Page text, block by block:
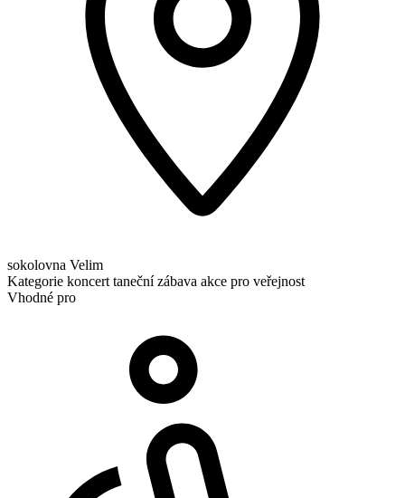
sokolovna Velim
Kategorie koncert taneční zábava akce pro veřejnost
Vhodné pro